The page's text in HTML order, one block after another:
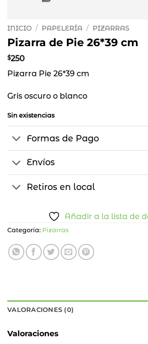
INICIO / PAPELERÍA / PIZARRAS
Pizarra de Pie 26*39 cm
$250
Pizarra Pie 26*39 cm
Gris oscuro o blanco
Sin existencias
Formas de Pago
Envíos
Retiros en local
Añadir a la lista de
Categoría: Pizarras
VALORACIONES (0)
Valoraciones